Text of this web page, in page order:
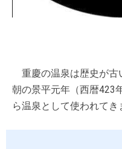
重慶の温泉は歴史が古
朝の景平元年（西暦423
ら温泉として使われてき